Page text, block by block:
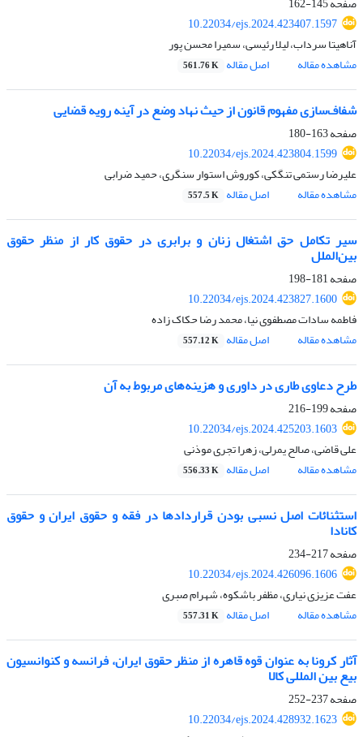
10.22034/ejs.2024.423407.1597
آناهیتا سرداب، لیلا رئیسی، سمیرا محسن پور
مشاهده مقاله
اصل مقاله 561.76 K
شفاف‌سازی مفهوم قانون از حیث نهاد وضع در آینه رویه قضایی
صفحه163-180
10.22034/ejs.2024.423804.1599
علیرضا رستمی تنگکی، کوروش استوار سنگری، حمید ضرابی
مشاهده مقاله
اصل مقاله 557.5 K
سیر تکامل حق اشتغال زنان و برابری در حقوق کار از منظر حقوق
بین‌الملل
صفحه181-198
10.22034/ejs.2024.423827.1600
فاطمه سادات مصطفوی نیا، محمد رضا حکاک زاده
مشاهده مقاله
اصل مقاله 557.12 K
طرح دعاوی طاری در داوری و هزینه‌های مربوط به آن
صفحه199-216
10.22034/ejs.2024.425203.1603
علی قاضی، صالح یمرلی، زهرا تجری موذنی
مشاهده مقاله
اصل مقاله 556.33 K
استثنائات اصل نسبی بودن قراردادها در فقه و حقوق ایران و حقوق
کانادا
صفحه217-234
10.22034/ejs.2024.426096.1606
عفت عزیزی نیاری، مظفر باشکوه، شهرام صبری
مشاهده مقاله
اصل مقاله 557.31 K
آثار کرونا به عنوان قوه قاهره از منظر حقوق ایران، فرانسه و کنوانسیون
بیع بین المللی کالا
صفحه237-252
10.22034/ejs.2024.428932.1623